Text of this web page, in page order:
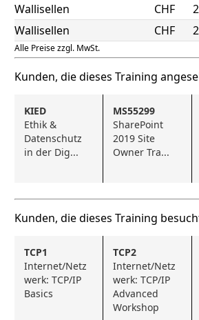
Wallisellen
CHF
Wallisellen
CHF
Alle Preise zzgl. MwSt.
Kunden, die dieses Training
KIED
Ethik &
Datenschutz
in der Dig...
MS55299
SharePoint
2019 Site
Owner Tra...
Kunden, die dieses Training
TCP1
Internet/Netz
werk: TCP/IP
Basics
TCP2
Internet/Netz
werk: TCP/IP
Advanced
Workshop